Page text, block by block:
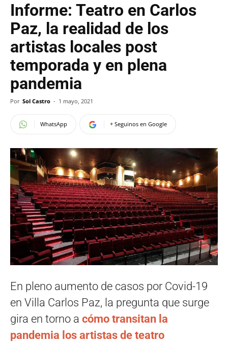
Informe: Teatro en Carlos
Paz, la realidad de los
artistas locales post
temporada y en plena
pandemia
Por Sol Castro - 1 mayo, 2021
WhatsApp + Seguinos en Google
En pleno aumento de casos por Covid-19
en Villa Carlos Paz, la pregunta que surge
gira en torno a cómo transitan la
pandemia los artistas de teatro